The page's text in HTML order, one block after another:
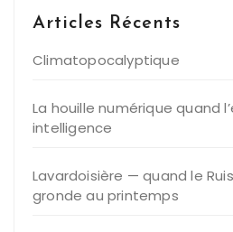
Articles Récents
Climatopocalyptique
La houille numérique quand
intelligence
Lavardoisière — quand le
gronde au printemps